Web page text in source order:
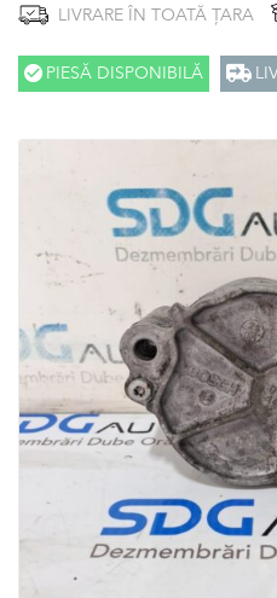
LIVRARE ÎN TOATĂ ȚARA
PIESĂ DISPONIBILĂ